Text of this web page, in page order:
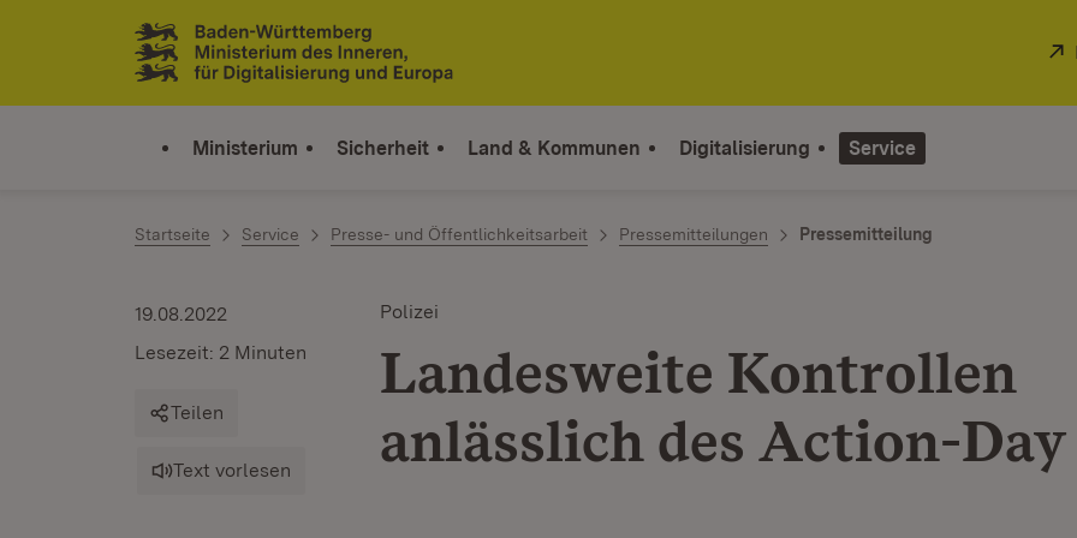
Zum Inhalt springen
Link zur Startseite
Ministerium Sicherheit Land & Kommunen Digitalisierung Service
Startseite Service Presse- und Öffentlichkeitsarbeit Pressemitteilungen Pressemitteilung
Polizei
Landesweite Kontrollen
anlässlich des Action-Day
19.08.2022
Lesezeit: 2 Minuten
Teilen
Text vorlesen